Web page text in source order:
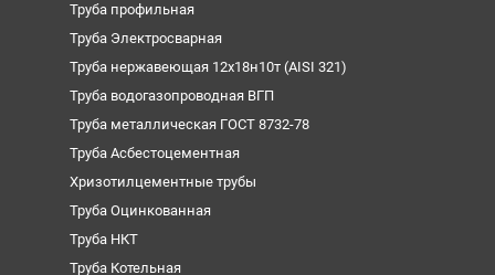
Труба профильная
Труба Электросварная
Труба нержавеющая 12х18н10т (AISI 321)
Труба водогазопроводная ВГП
Труба металлическая ГОСТ 8732-78
Труба Асбестоцементная
Хризотилцементные трубы
Труба Оцинкованная
Труба НКТ
Труба Котельная